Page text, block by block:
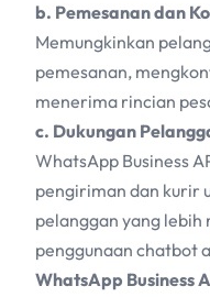
b. Pemesanan dan
Memungkinkan
pemesanan,
menerima rincian
c. Dukungan
WhatsApp Business
pengiriman dan kurir
pelanggan yang
penggunaan chatbot
WhatsApp Business